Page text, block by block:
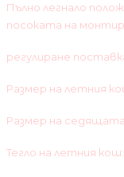
Пълно легнало
посоката на
регулиране
Размер на летния
Размер на
Тегло на летния кош: